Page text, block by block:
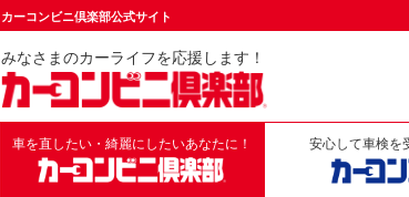
カーコンビニ倶楽部公式サイト
みなさまのカーライフを応援します！
車を直したい・綺麗にしたいあなたに！ 安心して車検を